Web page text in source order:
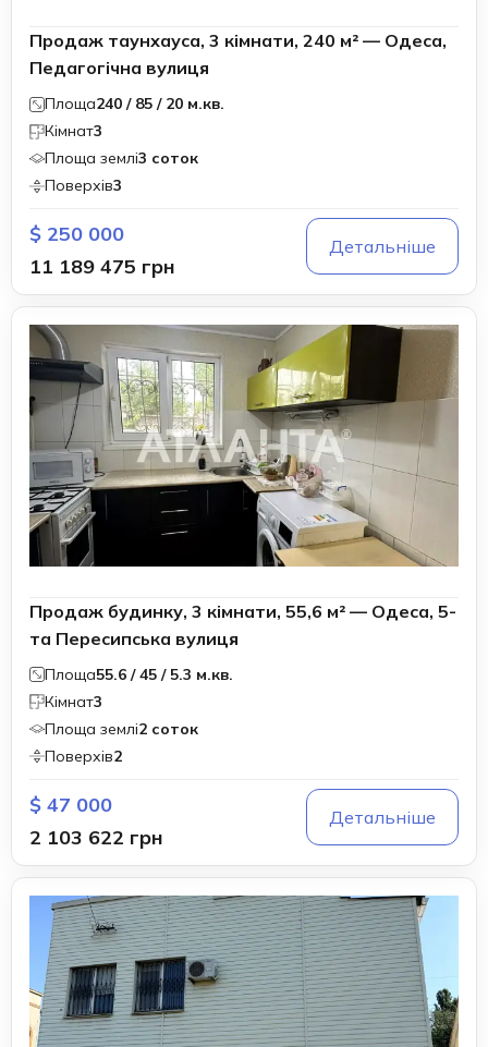
Продаж таунхауса, 3 кімнати, 240 м² — Одеса,
Педагогічна вулиця
Площа240 / 85 / 20 м.кв.
Кімнат3
Площа землі3 соток
Поверхів3
$ 250 000
11 189 475 грн
Детальніше
Продаж будинку, 3 кімнати, 55,6 м² — Одеса, 5-
та Пересипська вулиця
Площа55.6 / 45 / 5.3 м.кв.
Кімнат3
Площа землі2 соток
Поверхів2
$ 47 000
2 103 622 грн
Детальніше